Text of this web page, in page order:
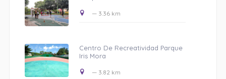
— 3.36 km
Centro De Recreatividad Parque
Iris Mora
— 3.82 km